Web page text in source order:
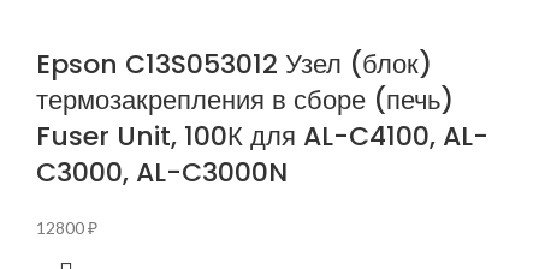
Epson C13S053012 Узел (блок)
термозакрепления в сборе (печь)
Fuser Unit, 100К для AL-C4100, AL-
C3000, AL-C3000N
12800₽